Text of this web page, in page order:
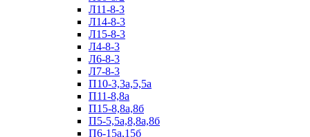
Л11-8-3
Л14-8-3
Л15-8-3
Л4-8-3
Л6-8-3
Л7-8-3
П10-3,3а,5,5а
П11-8,8а
П15-8,8а,8б
П5-5,5а,8,8а,8б
П6-15а,15б